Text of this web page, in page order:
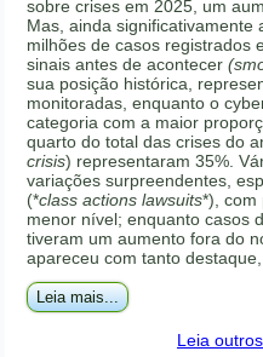
sobre crises em 2025, um
Mas, ainda significativamente
milhões de casos registrados
sinais antes de acontecer
sua posição histórica,
monitoradas, enquanto o
categoria com a maior
quarto do total das crises do
crisis) representaram 35%.
variações surpreendentes,
(*class actions lawsuits*), com
menor nível; enquanto casos
tiveram um aumento fora do
apareceu com tanto
Leia mais...
Leia